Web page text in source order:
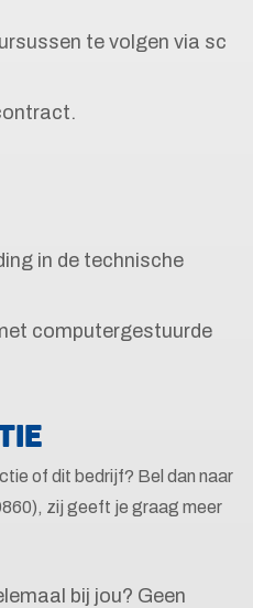
te volgen via sc
in de technische
computergestuurde
of dit bedrijf? Bel dan naar
zij geeft je graag meer
bij jou? Geen